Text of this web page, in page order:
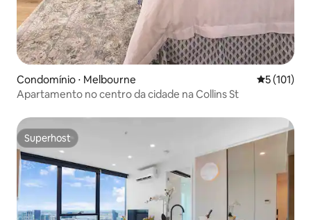
Condomínio ⋅ Melbourne 5 de uma
5 (101)
Apartamento no centro da cidade na Collins St
Superhost
Superhost